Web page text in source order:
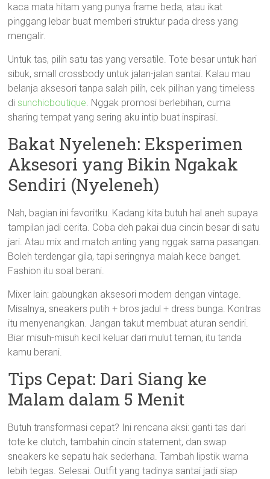
kaca mata hitam yang punya frame beda, atau ikat
pinggang lebar buat memberi struktur pada dress yang
mengalir.
Untuk tas, pilih satu tas yang versatile. Tote besar untuk hari
sibuk, small crossbody untuk jalan-jalan santai. Kalau mau
belanja aksesori tanpa salah pilih, cek pilihan yang timeless
di sunchicboutique. Nggak promosi berlebihan, cuma
sharing tempat yang sering aku intip buat inspirasi.
Bakat Nyeleneh: Eksperimen
Aksesori yang Bikin Ngakak
Sendiri (Nyeleneh)
Nah, bagian ini favoritku. Kadang kita butuh hal aneh supaya
tampilan jadi cerita. Coba deh pakai dua cincin besar di satu
jari. Atau mix and match anting yang nggak sama pasangan.
Boleh terdengar gila, tapi seringnya malah kece banget.
Fashion itu soal berani.
Mixer lain: gabungkan aksesori modern dengan vintage.
Misalnya, sneakers putih + bros jadul + dress bunga. Kontras
itu menyenangkan. Jangan takut membuat aturan sendiri.
Biar misuh-misuh kecil keluar dari mulut teman, itu tanda
kamu berani.
Tips Cepat: Dari Siang ke
Malam dalam 5 Menit
Butuh transformasi cepat? Ini rencana aksi: ganti tas dari
tote ke clutch, tambahin cincin statement, dan swap
sneakers ke sepatu hak sederhana. Tambah lipstik warna
lebih tegas. Selesai. Outfit yang tadinya santai jadi siap